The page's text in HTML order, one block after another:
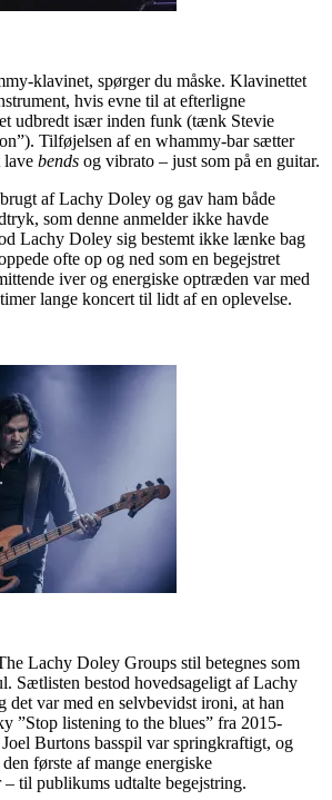
klavinet, spørger du måske. Klavinettet
hvis evne til at efterligne
udbredt især inden funk (tænk Stevie
Tilføjelsen af en whammy-bar sætter
lave bends og vibrato – just som på en guitar.
af Lachy Doley og gav ham både
som denne anmelder ikke havde
Lachy Doley sig bestemt ikke lænke bag
ofte op og ned som en begejstret
iver og energiske optræden var med
lange koncert til lidt af en oplevelse.
Lachy Doley Groups stil betegnes som
Sætlisten bestod hovedsageligt af Lachy
det var med en selvbevidst ironi, at han
”Stop listening to the blues” fra 2015-
Joel Burtons basspil var springkraftigt, og
første af mange energiske
til publikums udtalte begejstring.